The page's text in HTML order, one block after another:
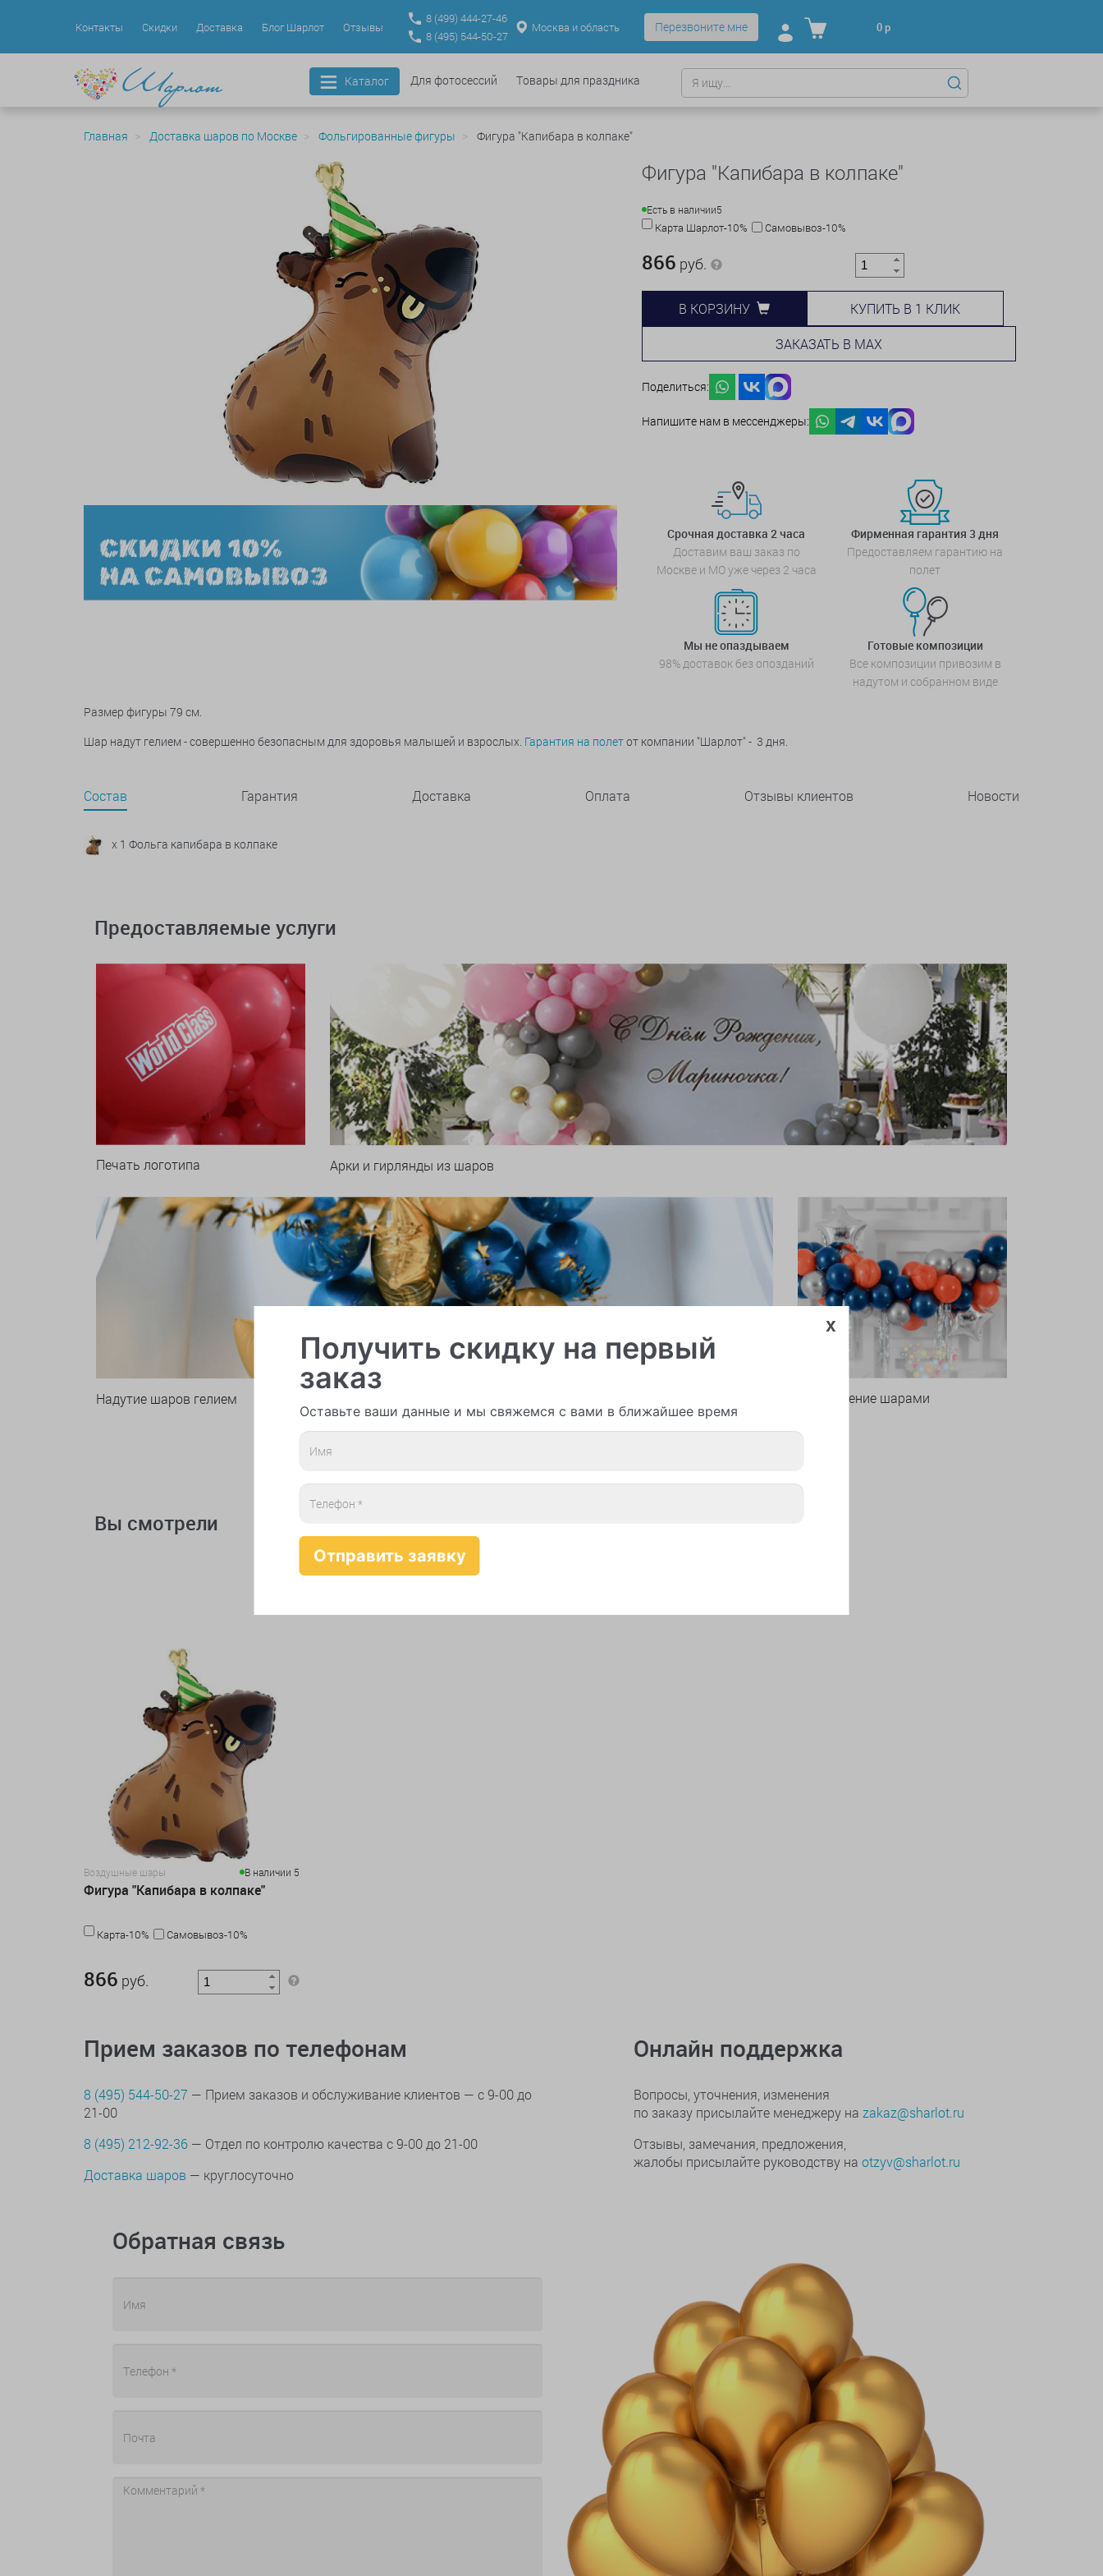
Контакты Скидки Доставка Блог Шарлот Отзывы
8 (499) 444-27-46
8 (495) 544-50-27
Москва и область Перезвоните мне 0р
Каталог Для фотосессий Товары для праздника
Главная Доставка шаров по Москве Фольгированные фигуры Фигура "Капибара в колпаке"
Фигура "Капибара в колпаке"
Есть в наличии5
Карта Шарлот-10% Самовывоз-10%
866 руб.
В КОРЗИНУ КУПИТЬ В 1 КЛИК
ЗАКАЗАТЬ В MAX
Поделиться:
Напишите нам в мессенджеры:
Срочная доставка 2 часа
Доставим ваш заказ по
Москве и МО уже через 2 часа
Фирменная гарантия 3 дня
Предоставляем гарантию на
полет
Мы не опаздываем
98% доставок без опозданий
Готовые композиции
Все композиции привозим в
надутом и собранном виде
Размер фигуры 79 см.
Шар надут гелием - совершенно безопасным для здоровья малышей и взрослых. Гарантия на полетот компании "Шарлот" - 3 дня.
Состав Гарантия Доставка Оплата Отзывы клиентов Новости
x 1 Фольга капибара в колпаке
Предоставляемые услуги
Печать логотипа Арки и гирлянды из шаров
Надутие шаров гелием Оформление шарами
Вы смотрели
Воздушные шары В наличии 5
Фигура "Капибара в колпаке"
Карта-10%
Самовывоз-10%
866 руб.
Прием заказов по телефонам
8 (495) 544-50-27 — Прием заказов и обслуживание клиентов — с 9-00 до
21-00
8 (495) 212-92-36 — Отдел по контролю качества с 9-00 до 21-00
Доставка шаров — круглосуточно
Онлайн поддержка
Вопросы, уточнения, изменения
по заказу присылайте менеджеру на zakaz@sharlot.ru
Отзывы, замечания, предложения,
жалобы присылайте руководству на otzyv@sharlot.ru
Обратная связь
x
Получить скидку на первый
заказ
Оставьте ваши данные и мы свяжемся с вами в ближайшее время